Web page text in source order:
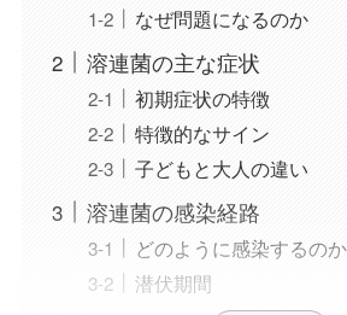
なぜ問題になるのか
溶連菌の主な症状
初期症状の特徴
特徴的なサイン
子どもと大人の違い
溶連菌の感染経路
どのように感染するのか
潜伏期間